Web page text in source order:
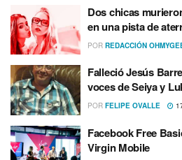
Dos chicas
en una pista de
POR REDACCIÓN
Falleció Jesús
voces de Seiya y
POR FELIPE OVALLE
Facebook Free
Virgin Mobile